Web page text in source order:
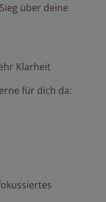
über deine
Klarheit
für dich da: